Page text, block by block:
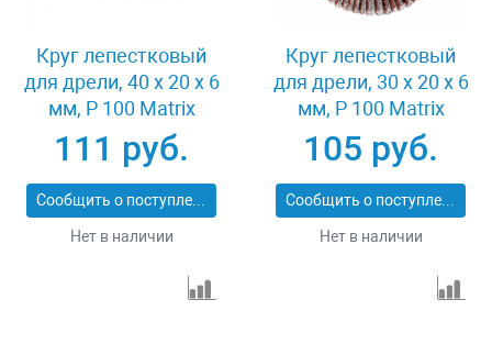
Круг лепестковый
для дрели, 40 х 20 х 6
мм, P 100 Matrix
74168
111 руб.
Сообщить о поступлении
Нет в наличии
Круг лепестковый
для дрели, 30 х 20 х 6
мм, P 100 Matrix
74161
105 руб.
Сообщить о поступлении
Нет в наличии